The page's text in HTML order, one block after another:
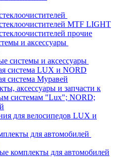
MTF LIGHT
прочие
и аксессуары
системы и аксессуары
система LUX и NORD
система Муравей
аксессуары и запчасти к
системам "Lux"; NORD;
для велосипедов LUX и
для автомобилей
комплекты для автомобилей